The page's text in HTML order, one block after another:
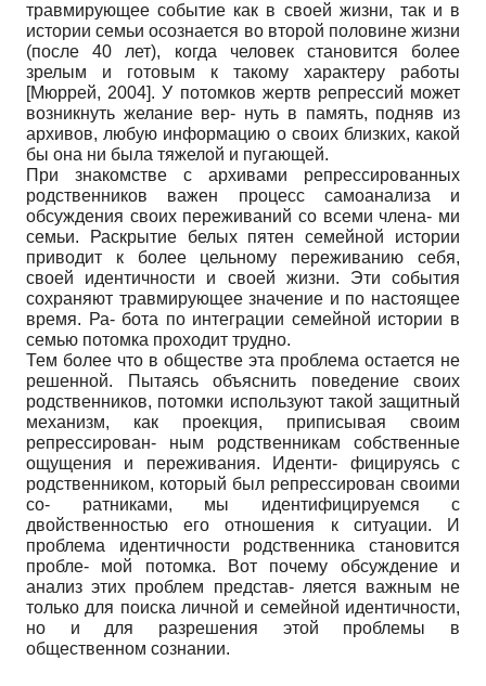
травмирующее событие как в своей жизни, так и в
истории семьи осознается во второй половине жизни
(после 40 лет), когда человек становится более
зрелым и готовым к такому характеру работы
[Мюррей, 2004]. У потомков жертв репрессий может
возникнуть желание вер- нуть в память, подняв из
архивов, любую информацию о своих близких, какой
бы она ни была тяжелой и пугающей.
При знакомстве с архивами репрессированных
родственников важен процесс самоанализа и
обсуждения своих переживаний со всеми члена- ми
семьи. Раскрытие белых пятен семейной истории
приводит к более цельному переживанию себя,
своей идентичности и своей жизни. Эти события
сохраняют травмирующее значение и по настоящее
время. Ра- бота по интеграции семейной истории в
семью потомка проходит трудно.
Тем более что в обществе эта проблема остается не
решенной. Пытаясь объяснить поведение своих
родственников, потомки используют такой защитный
механизм, как проекция, приписывая своим
репрессирован- ным родственникам собственные
ощущения и переживания. Иденти- фицируясь с
родственником, который был репрессирован своими
со- ратниками, мы идентифицируемся с
двойственностью его отношения к ситуации. И
проблема идентичности родственника становится
пробле- мой потомка. Вот почему обсуждение и
анализ этих проблем представ- ляется важным не
только для поиска личной и семейной идентичности,
но и для разрешения этой проблемы в
общественном сознании.